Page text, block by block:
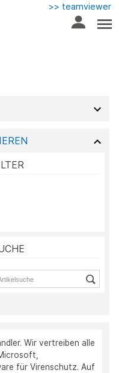
>> teamviewer
Wir vertreiben alle
für Virenschutz. Auf